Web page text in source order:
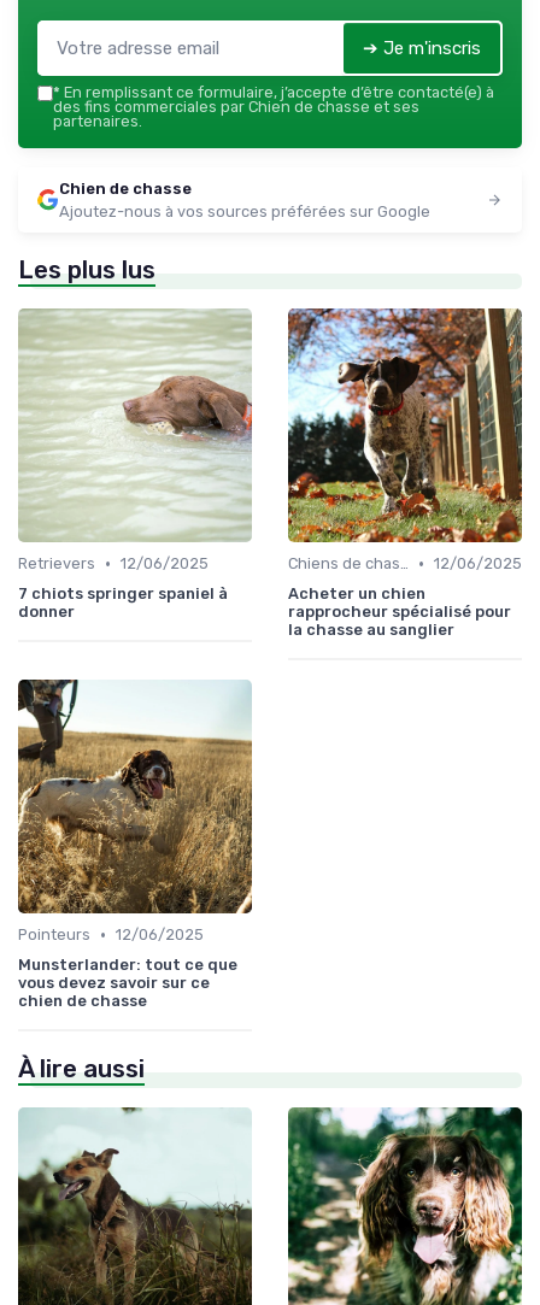
➔ Je m'inscris
* En remplissant ce formulaire, j’accepte d’être contacté(e) à
des fins commerciales par Chien de chasse et ses
partenaires.
Chien de chasse
Ajoutez-nous à vos sources préférées sur Google
Les plus lus
Retrievers • 12/06/2025
7 chiots springer spaniel à
donner
Chiens de chasse au sanglier • 12/06/2025
Acheter un chien
rapprocheur spécialisé pour
la chasse au sanglier
Pointeurs • 12/06/2025
Munsterlander: tout ce que
vous devez savoir sur ce
chien de chasse
À lire aussi